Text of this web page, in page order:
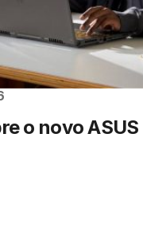
o novo ASUS